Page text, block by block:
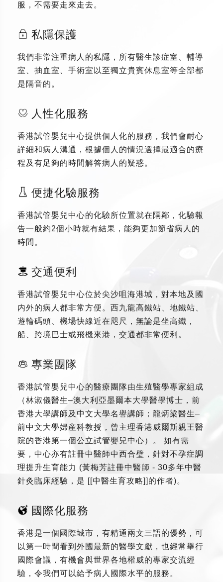
服，不需要走來走去。
私隱保護
我們非常注重病人的私隱，所有醫生診症室、輔導
室、抽血室、手術室以至獨立貴賓休息室等全部都
是隔音的。
人性化服務
香港試管嬰兒中心提供個人化的服務，我們會耐心
詳細和病人溝通，根據個人的情況選擇最適合的療
程及有足夠的時間解答病人的疑惑。
便捷化驗服務
香港試管嬰兒中心的化驗所位置就在隔鄰，化驗報
告一般約2個小時就有結果，能夠更加節省病人的
時間。
交通便利
香港試管嬰兒中心位於尖沙咀海港城，對本地及國
内外的病人都非常方便。西九龍高鐵站、地鐵站、
遊輪碼頭、機場快線近在咫尺，無論是坐高鐵，
船、跨境巴士或飛機來港，交通都非常便利。
專業團隊
香港試管嬰兒中心的醫療團隊由生殖醫學專家組成
（林淑儀醫生–澳大利亞墨爾本大學醫學博士，前
香港大學講師及中文大學名譽講師；龍炳梁醫生–
前中文大學婦産科教授，曾主理香港威爾斯親王醫
院的香港第一個公立試管嬰兒中心）。 如有需
要，中心亦有註冊中醫師中西合璧，針對不孕症調
理提升生育能力 (黃梅芳註冊中醫師 - 30多年中醫
針灸臨床經驗，是 [[中醫生育攻略]]的作者)。
國際化服務
香港是一個國際城市，有精通兩文三語的優勢，可
以第一時間看到外國最新的醫學文獻，也經常舉行
國際會議，有機會與世界各地權威的專家交流經
驗，令我們可以給予病人國際水平的服務。